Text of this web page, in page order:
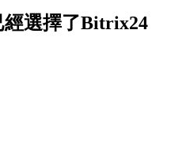
經選擇了Bitrix24